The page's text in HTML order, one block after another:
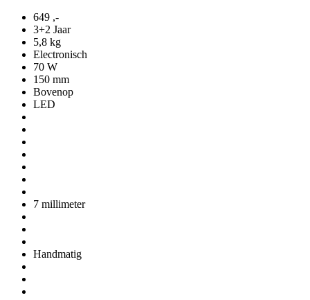
649 ,-
3+2 Jaar
5,8 kg
Electronisch
70 W
150 mm
Bovenop
LED
7 millimeter
Handmatig